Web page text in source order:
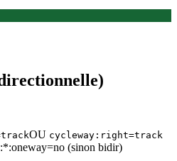
OU cycleway:right=track
(sinon bidir)